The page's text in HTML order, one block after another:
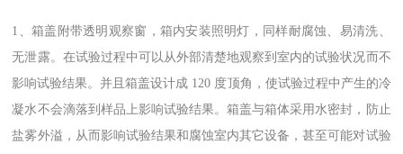
1、箱盖附带透明观察窗，箱内安装照明灯，同样耐腐蚀、易清洗、
无泄露。在试验过程中可以从外部清楚地观察到室内的试验状况而不
影响试验结果。并且箱盖设计成 120 度顶角，使试验过程中产生的冷
凝水不会滴落到样品上影响试验结果。箱盖与箱体采用水密封，防止
盐雾外溢，从而影响试验结果和腐蚀室内其它设备，甚至可能对试验